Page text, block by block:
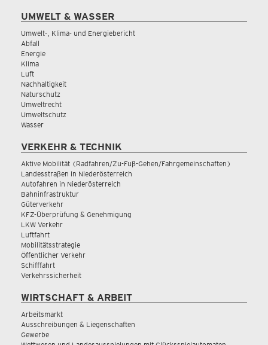
UMWELT & WASSER
Umwelt-, Klima- und Energiebericht
Abfall
Energie
Klima
Luft
Nachhaltigkeit
Naturschutz
Umweltrecht
Umweltschutz
Wasser
VERKEHR & TECHNIK
Aktive Mobilität (Radfahren/Zu-Fuß-Gehen/Fahrgemeinschaften)
Landesstraßen in Niederösterreich
Autofahren in Niederösterreich
Bahninfrastruktur
Güterverkehr
KFZ-Überprüfung & Genehmigung
LKW Verkehr
Luftfahrt
Mobilitätsstrategie
Öffentlicher Verkehr
Schifffahrt
Verkehrssicherheit
WIRTSCHAFT & ARBEIT
Arbeitsmarkt
Ausschreibungen & Liegenschaften
Gewerbe